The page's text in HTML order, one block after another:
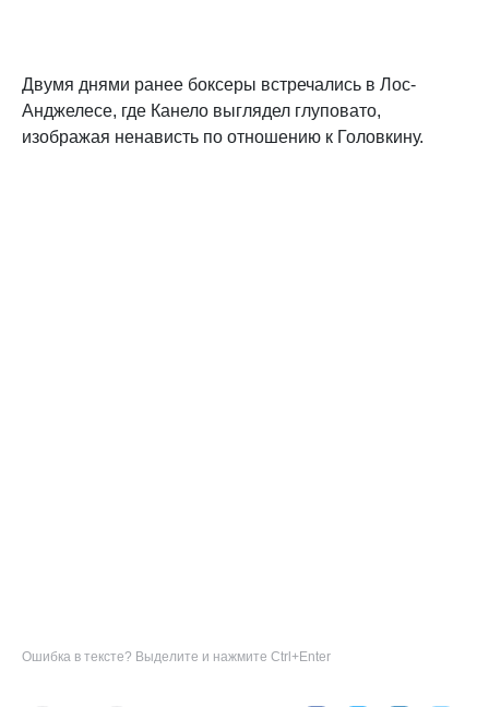
Двумя днями ранее боксеры встречались в Лос-
Анджелесе, где Канело выглядел глуповато,
изображая ненависть по отношению к Головкину.
Ошибка в тексте? Выделите и нажмите Ctrl+Enter